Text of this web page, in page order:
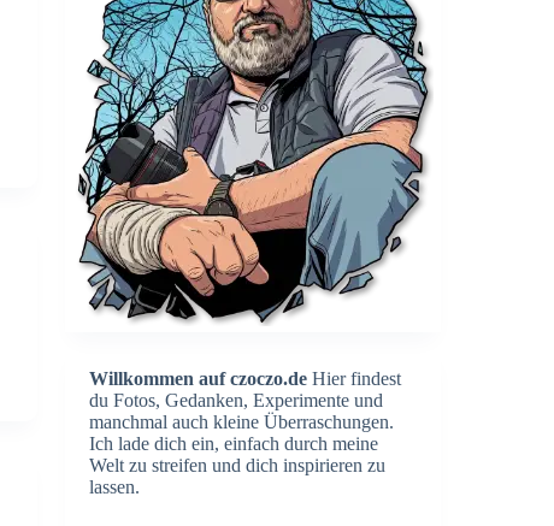
Willkommen auf czoczo.de Hier findest
du Fotos, Gedanken, Experimente und
manchmal auch kleine Überraschungen.
Ich lade dich ein, einfach durch meine
Welt zu streifen und dich inspirieren zu
lassen.